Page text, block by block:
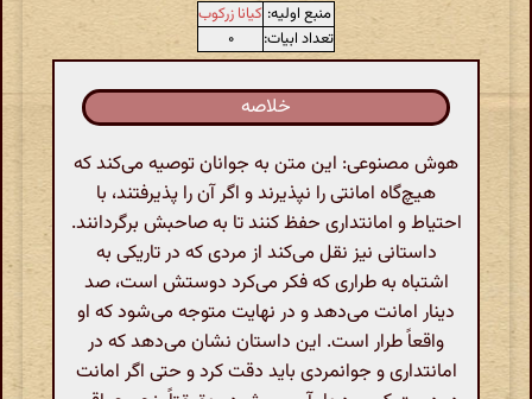
منبع اولیه: کیانا زرکوب
تعداد ابیات:
۰
خلاصه
هوش مصنوعی: این متن به جوانان توصیه می‌کند که
هیچ‌گاه امانتی را نپذیرند و اگر آن را پذیرفتند، با
احتیاط و امانتداری حفظ کنند تا به صاحبش برگردانند.
داستانی نیز نقل می‌کند از مردی که در تاریکی به
اشتباه به طراری که فکر می‌کرد دوستش است، صد
دینار امانت می‌دهد و در نهایت متوجه می‌شود که او
واقعاً طرار است. این داستان نشان می‌دهد که در
امانتداری و جوانمردی باید دقت کرد و حتی اگر امانت